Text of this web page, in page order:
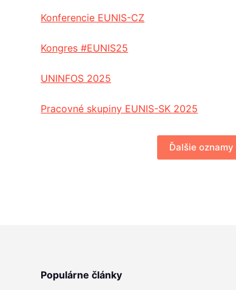
Konferencie EUNIS-CZ
Kongres #EUNIS25
UNINFOS 2025
Pracovné skupiny EUNIS-SK 2025
Ďalšie oznamy
Populárne články